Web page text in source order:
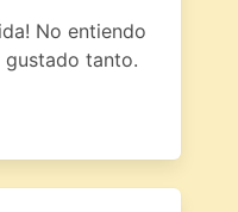
No entiendo
gustado tanto.